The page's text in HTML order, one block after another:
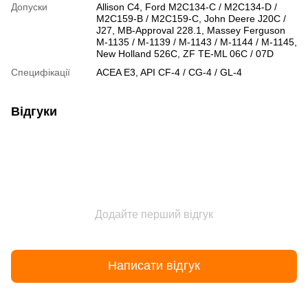
Допуски
Allison C4, Ford M2C134-C / M2C134-D /
M2C159-B / M2C159-C, John Deere J20C /
J27, MB-Approval 228.1, Massey Ferguson
M-1135 / M-1139 / M-1143 / M-1144 / M-1145,
New Holland 526C, ZF TE-ML 06C / 07D
Специфікації
ACEA E3, API CF-4 / CG-4 / GL-4
Відгуки
Додайте перший відгук
Написати відгук